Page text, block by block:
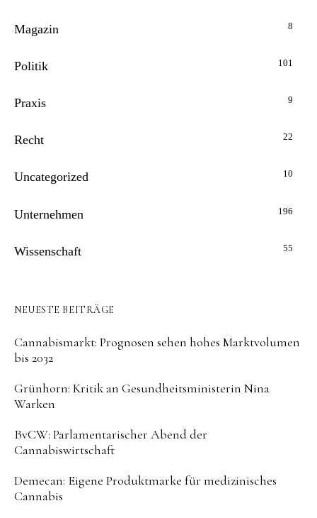
Magazin 8
Politik 101
Praxis 9
Recht 22
Uncategorized 10
Unternehmen 196
Wissenschaft 55
NEUESTE BEITRÄGE
Cannabismarkt: Prognosen sehen hohes Marktvolumen
bis 2032
Grünhorn: Kritik an Gesundheitsministerin Nina
Warken
BvCW: Parlamentarischer Abend der
Cannabiswirtschaft
Demecan: Eigene Produktmarke für medizinisches
Cannabis